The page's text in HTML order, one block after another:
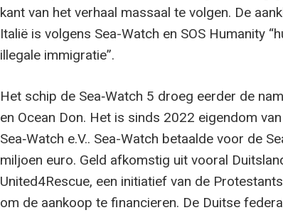
kant van het verhaal massaal te volgen. De
Italië is volgens Sea-Watch en SOS Humanity
illegale immigratie”.
Het schip de Sea‑Watch 5 droeg eerder de
en Ocean Don. Het is sinds 2022 eigendom
Sea‑Watch e.V.. Sea-Watch betaalde voor de
miljoen euro. Geld afkomstig uit vooral
United4Rescue, een initiatief van de
om de aankoop te financieren. De Duitse